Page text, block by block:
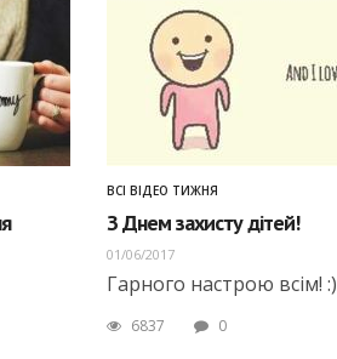
ВСІ ВІДЕО ТИЖНЯ
З Днем захисту дітей!
01/06/2017
Гарного настрою всім! :)
6837 0